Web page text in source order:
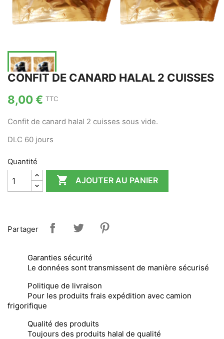
CONFIT DE CANARD HALAL 2 CUISSES
8,00 € TTC
Confit de canard halal 2 cuisses sous vide.
DLC 60 jours
Quantité
 AJOUTER AU PANIER
Partager
Garanties sécurité
Le données sont transmissent de manière sécurisé
Politique de livraison
Pour les produits frais expédition avec camion
frigorifique
Qualité des produits
Toujours des produits halal de qualité